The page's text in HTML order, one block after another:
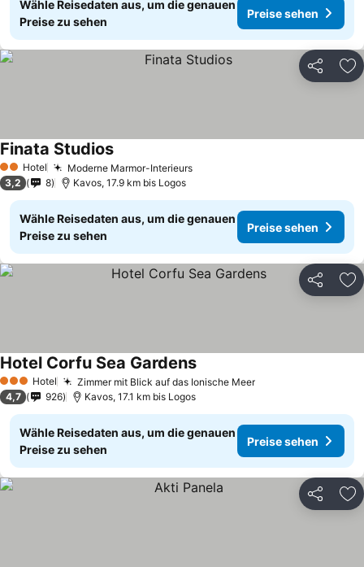
Wähle Reisedaten aus, um die genauen
Preise zu sehen
Preise sehen
Teilen
2 Sterne
Hotel Moderne Marmor-Interieurs
Finata Studios
3,2 8 Kavos, 17.9 km bis Logos
Wähle Reisedaten aus, um die genauen
Preise zu sehen
Preise sehen
Teilen
3 SterneHotel Zimmer mit Blick auf das Ionische Meer
Hotel Corfu Sea Gardens
4,7 926 Kavos, 17.1 km bis Logos
Wähle Reisedaten aus, um die genauen
Preise zu sehen
Preise sehen
Teilen